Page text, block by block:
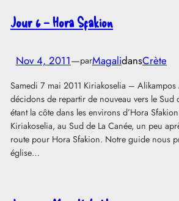
Jour 6 – Hora Sfakion
Nov 4, 2011—parMagalidansCrète
Samedi 7 mai 2011 Kiriakoselia –
décidons de repartir de nouveau vers le Sud
étant la côte dans les environs d’Hora
Kiriakoselia, au Sud de La Canée, un peu
route pour Hora Sfakion. Notre guide nous
église…